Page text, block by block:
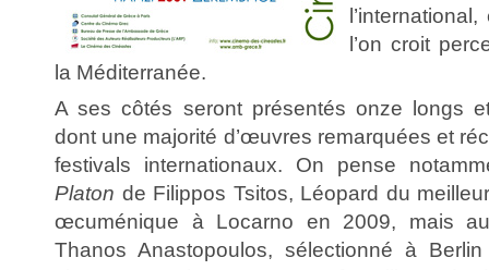
l’on croit
la Méditerranée.
A ses côtés seront présentés onze longs
dont une majorité d’œuvres remarquées et
festivals internationaux. On pense
Platon de Filippos Tsitos, Léopard du
œcuménique à Locarno en 2009, mais
Thanos Anastopoulos, sélectionné à